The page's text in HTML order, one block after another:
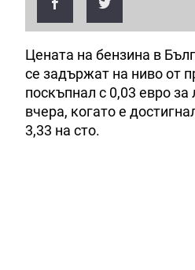
Цената на бензина в
се задържат на ниво от
поскъпнал с 0,03 евро
вчера, когато е
3,33 на сто.